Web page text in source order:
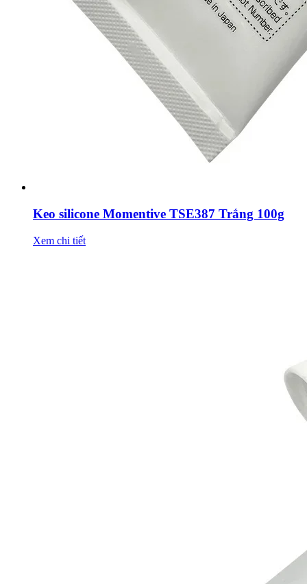
Keo silicone Momentive TSE387 Trắng 100g
Xem chi tiết